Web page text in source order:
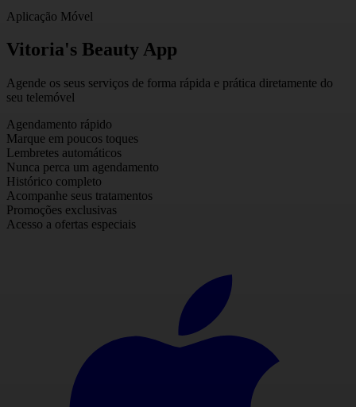
Aplicação Móvel
Vitoria's Beauty App
Agende os seus serviços de forma rápida e prática diretamente do
seu telemóvel
Agendamento rápido
Marque em poucos toques
Lembretes automáticos
Nunca perca um agendamento
Histórico completo
Acompanhe seus tratamentos
Promoções exclusivas
Acesso a ofertas especiais